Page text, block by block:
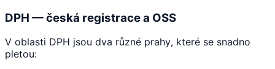
DPH — česká registrace a OSS
V oblasti DPH jsou dva různé prahy, které se snadno
pletou: